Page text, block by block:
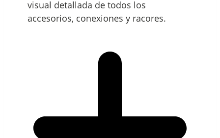
visual detallada de todos los
accesorios, conexiones y racores.